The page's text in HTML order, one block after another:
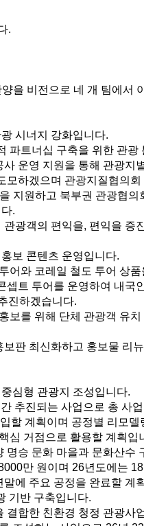
.
을 비전으로 네 개 팀에서
시너지 강화입니다.
파트너십 구축을 위한 관
운영 지원을 통해 관광
하겠으며 관광지질협의
지원하고 북부권 관광협
.
광객의 편익을, 편익을 증
보 콘텐츠 운영입니다.
어와 코레일 철도 투어 상
트 투어를 운영하여 내국
진하겠습니다.
보를 위해 단체 관광객 유
판 최신화하고 홍보물 리
심형 관광지 조성입니다.
추진되는 사업으로 총 사
할 계획이며 공정별 리모
심 거점으로 활용할 계획입
승 문화 마을과 문화산
만 원이며 26년도에는
에 주요 공정을 완료할 계
기반 구축입니다.
합한 친환경 청정 관광사